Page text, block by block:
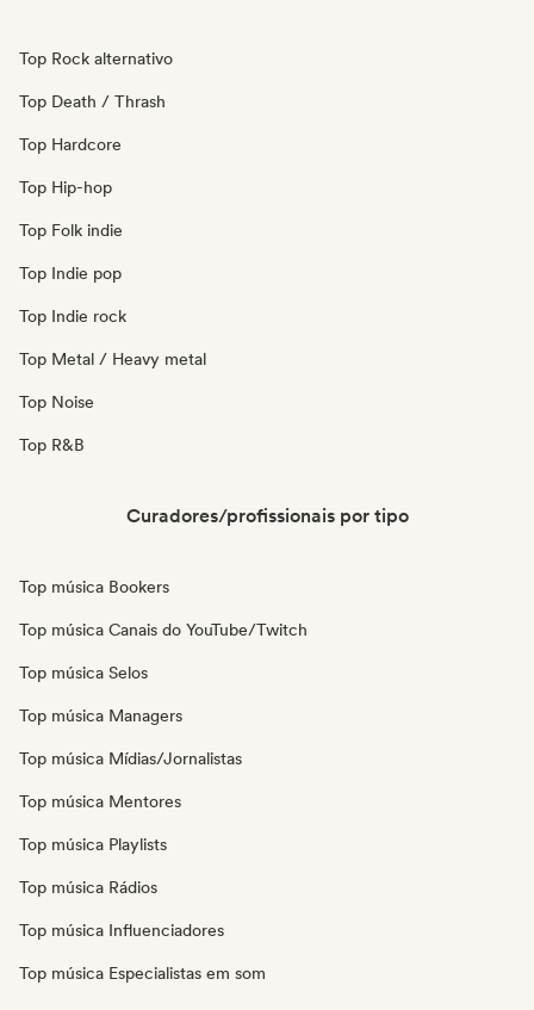
Top Rock alternativo
Top Death / Thrash
Top Hardcore
Top Hip-hop
Top Folk indie
Top Indie pop
Top Indie rock
Top Metal / Heavy metal
Top Noise
Top R&B
Curadores/profissionais por tipo
Top música Bookers
Top música Canais do YouTube/Twitch
Top música Selos
Top música Managers
Top música Mídias/Jornalistas
Top música Mentores
Top música Playlists
Top música Rádios
Top música Influenciadores
Top música Especialistas em som